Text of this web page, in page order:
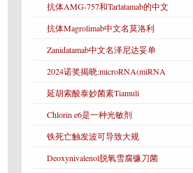
抗体AMG-757和Tarlatamab的中文
抗体Magrolimab中文名莫洛利
Zanidatamab中文名泽尼达妥单
2024诺奖揭晓:microRNA(miRNA
延胡索酸泰妙菌素Tiamuli
Chlorin e6是一种光敏剂
铁死亡触发波可导致大规
Deoxynivalenol脱氧雪腐镰刀菌